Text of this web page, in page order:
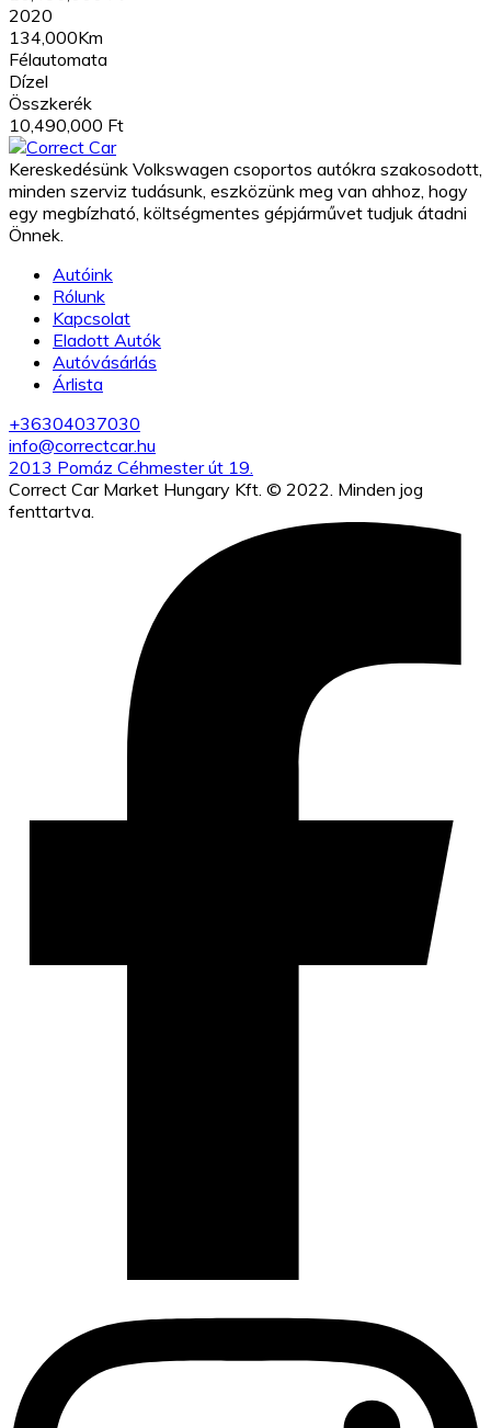
2020
134,000Km
Félautomata
Dízel
Összkerék
10,490,000 Ft
Kereskedésünk Volkswagen csoportos autókra szakosodott,
minden szerviz tudásunk, eszközünk meg van ahhoz, hogy
egy megbízható, költségmentes gépjárművet tudjuk átadni
Önnek.
Autóink
Rólunk
Kapcsolat
Eladott Autók
Autóvásárlás
Árlista
+36304037030
info@correctcar.hu
2013 Pomáz Céhmester út 19.
Correct Car Market Hungary Kft. © 2022. Minden jog
fenttartva.